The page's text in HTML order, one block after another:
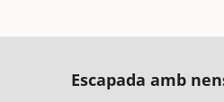
Escapada amb